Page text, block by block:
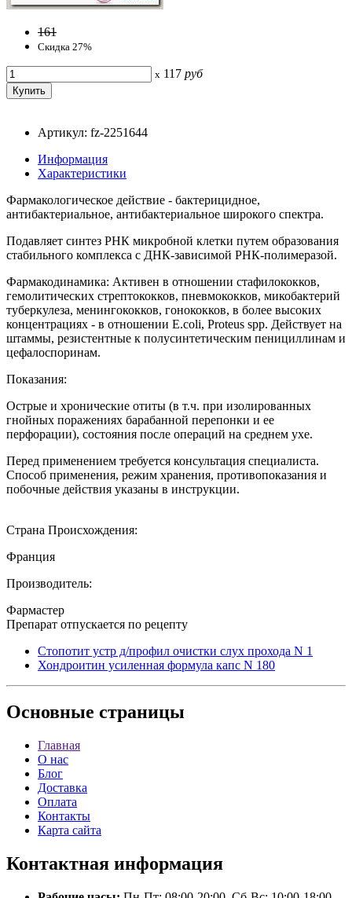
161
Скидка 27%
x 117 руб
Артикул: fz-2251644
Информация
Характеристики
Фармакологическое действие - бактерицидное,
антибактериальное, антибактериальное широкого спектра.
Подавляет синтез РНК микробной клетки путем образования
стабильного комплекса с ДНК-зависимой РНК-полимеразой.
Фармакодинамика: Активен в отношении стафилококков,
гемолитических стрептококков, пневмококков, микобактерий
туберкулеза, менингококков, гонококков, в более высоких
концентрациях - в отношении E.coli, Proteus spp. Действует на
штаммы, резистентные к полусинтетическим пенициллинам и
цефалоспоринам.
Показания:
Острые и хронические отиты (в т.ч. при изолированных
гнойных поражениях барабанной перепонки и ее
перфорации), состояния после операций на среднем ухе.
Перед применением требуется консультация специалиста.
Способ применения, режим хранения, противопоказания и
побочные действия указаны в инструкции.
Страна Происхождения:
Франция
Производитель:
Фармастер
Препарат отпускается по рецепту
Стопотит устр д/профил очистки слух прохода N 1
Хондроитин усиленная формула капс N 180
Основные страницы
Главная
О нас
Блог
Доставка
Оплата
Контакты
Карта сайта
Контактная информация